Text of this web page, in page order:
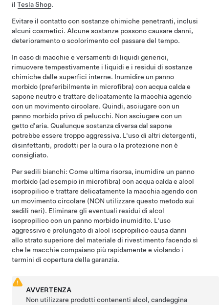
il Tesla Shop.
Evitare il contatto con sostanze chimiche penetranti, inclusi
alcuni cosmetici. Alcune sostanze possono causare danni,
deterioramento o scolorimento col passare del tempo.
In caso di macchie e versamenti di liquidi generici,
rimuovere tempestivamente i liquidi e i residui di sostanze
chimiche dalle superfici interne. Inumidire un panno
morbido (preferibilmente in microfibra) con acqua calda e
sapone neutro e trattare delicatamente la macchia agendo
con un movimento circolare. Quindi, asciugare con un
panno morbido privo di pelucchi. Non asciugare con un
getto d'aria. Qualunque sostanza diversa dal sapone
potrebbe essere troppo aggressiva. L'uso di altri detergenti,
disinfettanti, prodotti per la cura o la protezione non è
consigliato.
Per sedili bianchi: Come ultima risorsa, inumidire un panno
morbido (ad esempio in microfibra) con acqua calda e alcol
isopropilico e trattare delicatamente la macchia agendo con
un movimento circolare (NON utilizzare questo metodo sui
sedili neri). Eliminare gli eventuali residui di alcol
isopropilico con un panno morbido inumidito. L'uso
aggressivo e prolungato di alcol isopropilico causa danni
allo strato superiore del materiale di rivestimento facendo sì
che le macchie compaiano più rapidamente e violando i
termini di copertura della garanzia.
AVVERTENZA
Non utilizzare prodotti contenenti alcol, candeggina